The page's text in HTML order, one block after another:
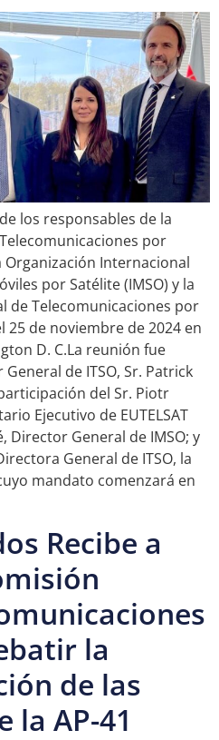
los responsables de la
por
Organización Internacional
por Satélite (IMSO) y la
de Telecomunicaciones por
25 de noviembre de 2024 en
D. C.La reunión fue
de ITSO, Sr. Patrick
del Sr. Piotr
Ejecutivo de EUTELSAT
Director General de IMSO; y
General de ITSO, la
mandato comenzará en
Recibe a
la
de las
la AP-41